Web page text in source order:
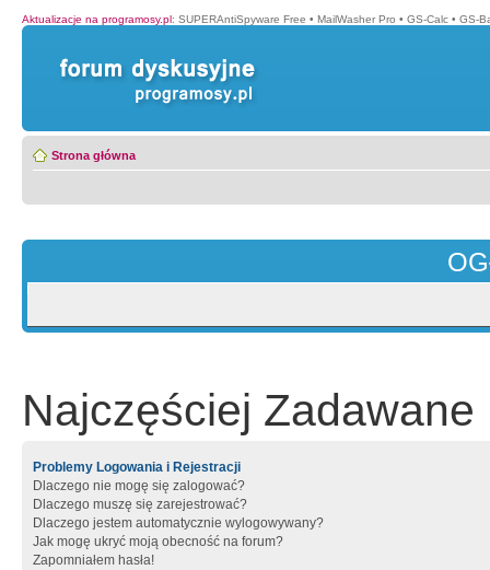
Aktualizacje na programosy.pl: SUPERAntiSpyware Free • MailWasher Pro • GS-Calc • GS-
Strona główna
Najczęściej Zadawane
Problemy Logowania i Rejestracji
Dlaczego nie mogę się zalogować?
Dlaczego muszę się zarejestrować?
Dlaczego jestem automatycznie wylogowywany?
Jak mogę ukryć moją obecność na forum?
Zapomniałem hasła!